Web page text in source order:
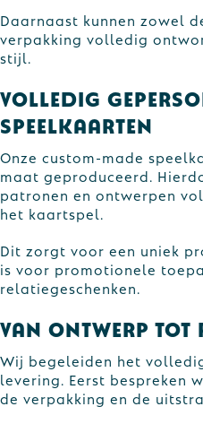
Daarnaast kunnen zowel
verpakking volledig
stijl.
Volledig
speelkaarten
Onze custom-made
maat geproduceerd.
patronen en ontwerpen
het kaartspel.
Dit zorgt voor een uniek
is voor promotionele
relatiegeschenken.
Van ontwerp tot
Wij begeleiden het
levering. Eerst bespreken
de verpakking en de